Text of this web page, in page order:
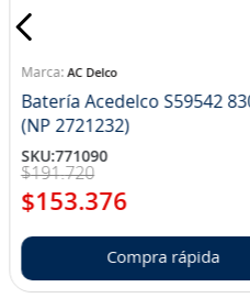
AC Delco
Batería Acedelco S59542
(NP 2721232)
SKU:771090
$191.720
$153.376
Compra rápida